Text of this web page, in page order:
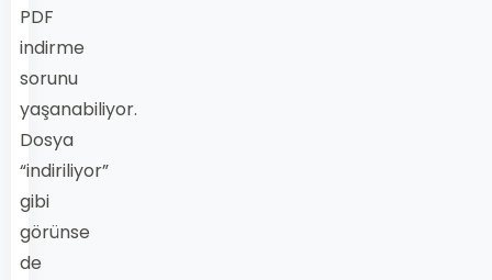
PDF
indirme
sorunu
yaşanabiliyor.
Dosya
“indiriliyor”
gibi
görünse
de